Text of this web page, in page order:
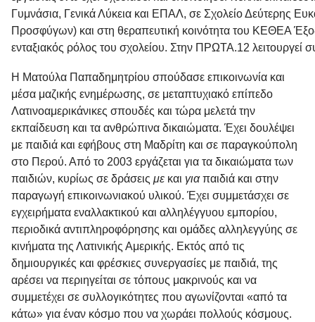
Γυμνάσια, Γενικά Λύκεια και ΕΠΑΛ, σε Σχολείο Δεύτερης
Προσφύγων) και στη θεραπευτική κοινότητα του ΚΕΘΕΑ
ενταξιακός ρόλος του σχολείου. Στην ΠΡΩΤΑ.12 λειτουργεί
Η Ματούλα Παπαδημητρίου σπούδασε επικοινωνία και
μέσα μαζικής ενημέρωσης, σε μεταπτυχιακό επίπεδο
Λατινοαμερικάνικες σπουδές και τώρα μελετά την
εκπαίδευση και τα ανθρώπινα δικαιώματα. Έχει δουλέψει
με παιδιά και εφήβους στη Μαδρίτη και σε παραγκούπολη
στο Περού. Από το 2003 εργάζεται για τα δικαιώματα των
παιδιών, κυρίως σε δράσεις με και γιαπαιδιά και στην
παραγωγή επικοινωνιακού υλικού. Έχει συμμετάσχει σε
εγχειρήματα εναλλακτικού και αλληλέγγυου εμπορίου,
περιοδικά αντιπληροφόρησης και ομάδες αλληλεγγύης σε
κινήματα της Λατινικής Αμερικής. Εκτός από τις
δημιουργικές και φρέσκιες συνεργασίες με παιδιά, της
αρέσει να περιηγείται σε τόπους μακρινούς και να
συμμετέχει σε συλλογικότητες που αγωνίζονται «από τα
κάτω» για έναν κόσμο που να χωράει πολλούς κόσμους.